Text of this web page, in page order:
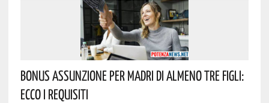
Bonus Assunzione Per Madri Di Almeno Tre Figli:
Ecco I Requisiti